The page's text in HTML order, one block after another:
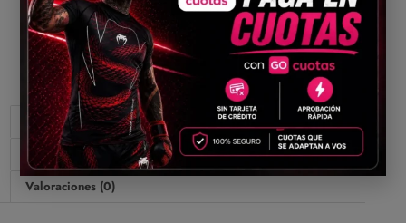
Descripción
Información adicional
Valoraciones (0)